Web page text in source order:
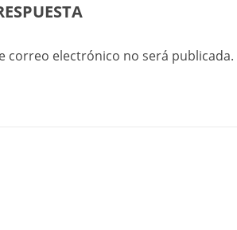
correo electrónico no será publicada.